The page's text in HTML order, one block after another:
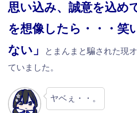
思い込み、誠意を込め
を想像したら・・・笑
ない」
とまんまと騙された現
ていました。
ヤベぇ・・。